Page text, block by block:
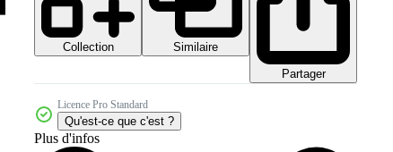
Collection
Similaire
Partager
Licence Pro Standard
Qu'est-ce que c'est ?
Plus d'infos